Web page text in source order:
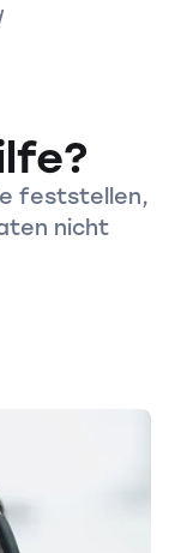
feststellen,
nicht